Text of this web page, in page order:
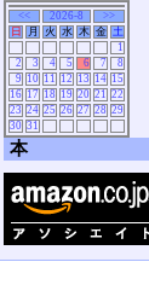
<< 2026-8
>>
日
月 火 水 木 金
土
1
2
3 4 5 6 7
8
9 10 11 12 13 14 15
16 17 18 19 20 21
22
23 24 25 26 27 28 29
30 31
本